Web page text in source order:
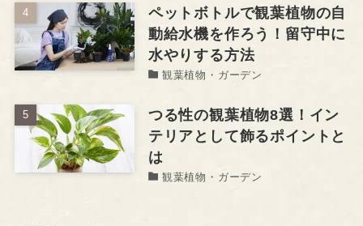
ペットボトルで観葉植物の自
動給水機を作ろう！留守中に
水やりする方法
観葉植物・ガーデン
つる性の観葉植物8選！イン
テリアとして飾るポイントと
は
観葉植物・ガーデン